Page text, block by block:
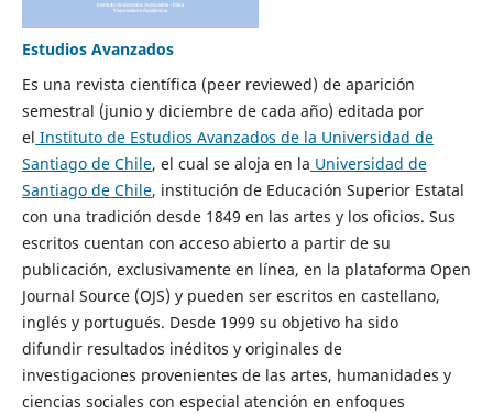
Estudios Avanzados
Es una revista científica (peer reviewed) de aparición
semestral (junio y diciembre de cada año) editada por
el Instituto de Estudios Avanzados de la Universidad de
Santiago de Chile, el cual se aloja en la Universidad de
Santiago de Chile, institución de Educación Superior Estatal
con una tradición desde 1849 en las artes y los oficios. Sus
escritos cuentan con acceso abierto a partir de su
publicación, exclusivamente en línea, en la plataforma Open
Journal Source (OJS) y pueden ser escritos en castellano,
inglés y portugués. Desde 1999 su objetivo ha sido
difundir resultados inéditos y originales de
investigaciones provenientes de las artes, humanidades y
ciencias sociales con especial atención en enfoques